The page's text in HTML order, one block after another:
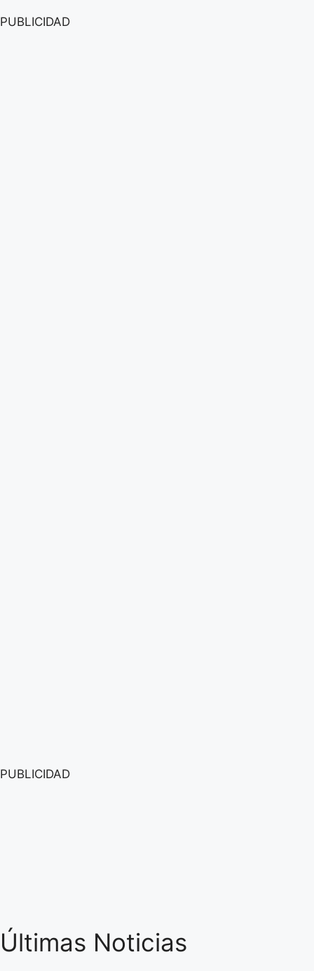
PUBLICIDAD
PUBLICIDAD
Últimas Noticias